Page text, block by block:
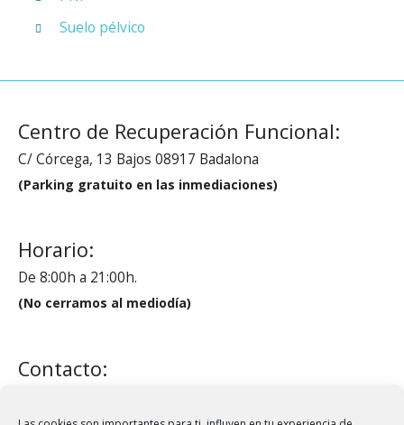
Suelo pélvico
Centro de Recuperación Funcional:
C/ Córcega, 13 Bajos 08917 Badalona
(Parking gratuito en las inmediaciones)
Horario:
De 8:00h a 21:00h.
(No cerramos al mediodía)
Contacto: